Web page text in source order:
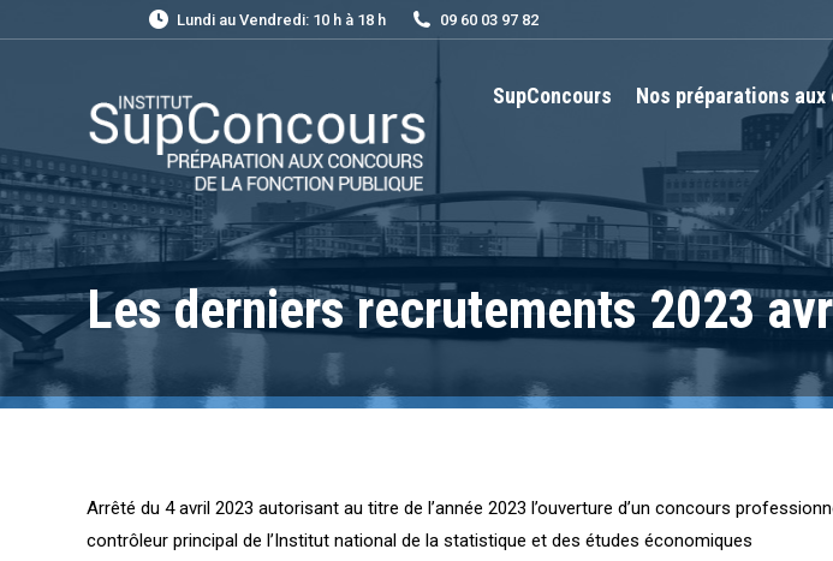
Lundi au Vendredi: 10 h à 18 h 09 60 03 97 82
SupConcours Nos préparations aux
Les derniers recrutements 2023
Arrêté du 4 avril 2023 autorisant au titre de l’année 2023 l’ouverture d’un concours
contrôleur principal de l’Institut national de la statistique et des études économiques